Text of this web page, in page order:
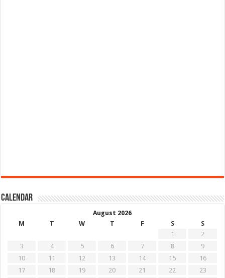
Calendar
August 2026
M
T W T F S
S
1
2
3
4 5 6 7 8
9
10
11 12 13 14 15
16
17
18 19 20 21 22
23